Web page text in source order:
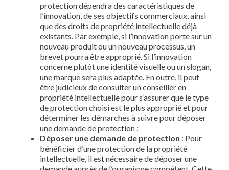
protection dépendra des caractéristiques de
l’innovation, de ses objectifs commerciaux, ainsi
que des droits de propriété intellectuelle déjà
existants. Par exemple, si l’innovation porte sur un
nouveau produit ou un nouveau processus, un
brevet pourra être approprié. Si l’innovation
concerne plutôt une identité visuelle ou un slogan,
une marque sera plus adaptée. En outre, il peut
être judicieux de consulter un conseiller en
propriété intellectuelle pour s’assurer que le type
de protection choisi est le plus approprié et pour
déterminer les démarches à suivre pour déposer
une demande de protection ;
Déposer une demande de protection : Pour
bénéficier d’une protection de la propriété
intellectuelle, il est nécessaire de déposer une